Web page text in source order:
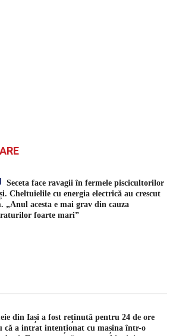
Seceta face ravagii în fermele piscicultorilor
Cheltuielile cu energia electrică au crescut
„Anul acesta e mai grav din cauza
foarte mari”
din Iași a fost reținută pentru 24 de ore
că a intrat intenționat cu mașina într-o